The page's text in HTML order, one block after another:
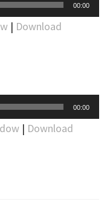
00:00
| Download
00:00
| Download